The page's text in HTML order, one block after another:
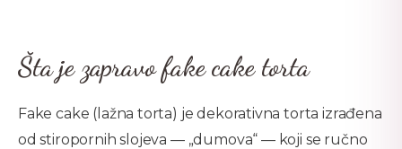
Šta je zapravo fake cake torta
Fake cake (lažna torta) je dekorativna torta izrađena
od stiropornih slojeva — „dumova“ — koji se ručno